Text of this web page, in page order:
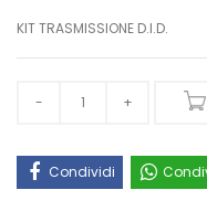
KIT TRASMISSIONE D.I.D.
Condividi